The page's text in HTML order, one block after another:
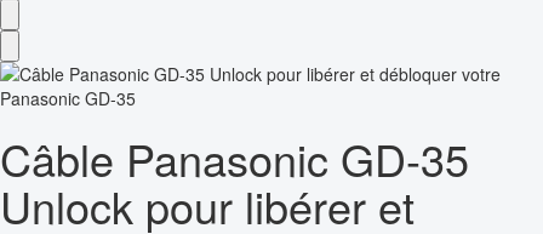
Câble Panasonic GD-35
Unlock pour libérer et